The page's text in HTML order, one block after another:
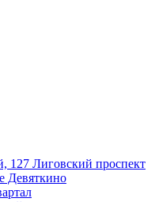
127 Лиговский проспект
Девяткино